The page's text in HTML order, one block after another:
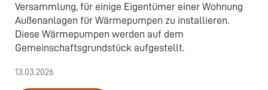
Versammlung, für einige Eigentümer einer Wohnung
Außenanlagen für Wärmepumpen zu installieren.
Diese Wärmepumpen werden auf dem
Gemeinschaftsgrundstück aufgestellt.
13.03.2026